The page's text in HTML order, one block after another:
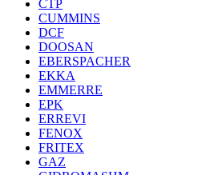
CTP
CUMMINS
DCF
DOOSAN
EBERSPACHER
EKKA
EMMERRE
EPK
ERREVI
FENOX
FRITEX
GAZ